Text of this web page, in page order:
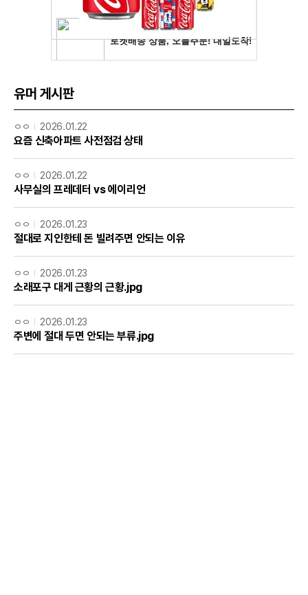
유머 게시판
ㅇㅇ 2026.01.22
요즘 신축아파트 사전점검 상태
ㅇㅇ 2026.01.22
사무실의 프레데터 vs 에이리언
ㅇㅇ 2026.01.23
절대로 지인한테 돈 빌려주면 안되는 이유
ㅇㅇ 2026.01.23
소래포구 대게 근황의 근황.jpg
ㅇㅇ 2026.01.23
주변에 절대 두면 안되는 부류.jpg